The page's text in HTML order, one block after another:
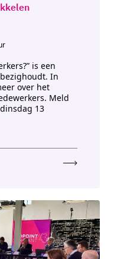
is een
In
over het
Meld
13